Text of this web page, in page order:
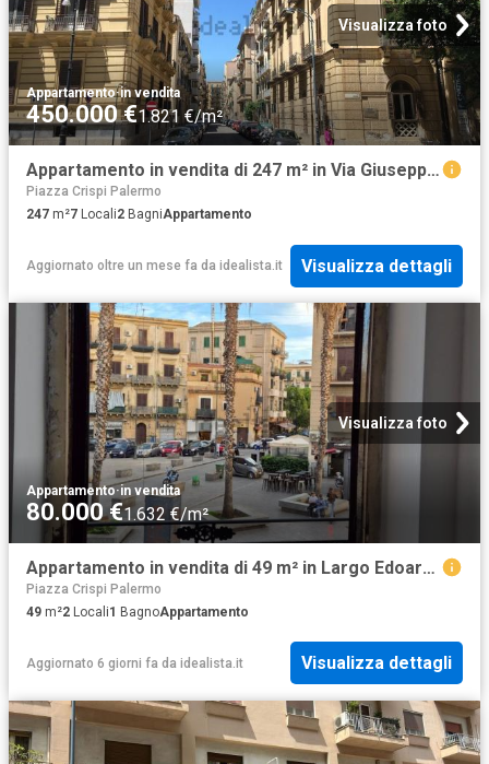
Visualizza foto
Appartamento·in vendita
450.000 €1.821 €/m²
Appartamento in vendita di 247 m² in Via Giuseppe de Spuches, 4
Piazza Crispi Palermo
247 m²7 Locali2 BagniAppartamento
Aggiornato oltre un mese fa da idealista.it Visualizza dettagli
Visualizza foto
Appartamento·in vendita
80.000 €1.632 €/m²
Appartamento in vendita di 49 m² in Largo Edoardo Alfano, 9
Piazza Crispi Palermo
49 m²2 Locali1 BagnoAppartamento
Aggiornato 6 giorni fa da idealista.it Visualizza dettagli